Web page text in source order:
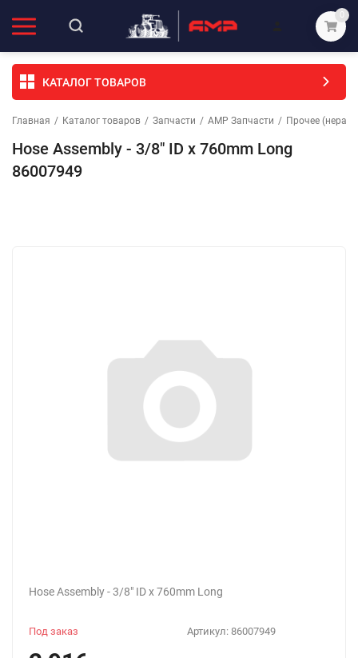
0
КАТАЛОГ ТОВАРОВ
Главная / Каталог товаров / Запчасти / АМР Запчасти / Прочее
Hose Assembly - 3/8" ID x 760mm Long
86007949
Hose Assembly - 3/8" ID x 760mm Long
Артикул: 86007949
Под заказ